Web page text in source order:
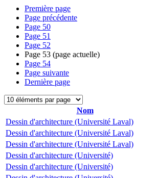
Première page
Page précédente
Page 50
Page 51
Page 52
Page 53 (page actuelle)
Page 54
Page suivante
Dernière page
Nom
Dessin d'architecture (Université Laval)
Dessin d'architecture (Université Laval)
Dessin d'architecture (Université Laval)
Dessin d'architecture (Université)
Dessin d'architecture (Université)